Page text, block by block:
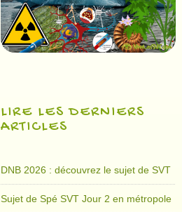
LIRE LES DERNIERS
ARTICLES
DNB 2026 : découvrez le sujet de SVT
Sujet de Spé SVT Jour 2 en métropole